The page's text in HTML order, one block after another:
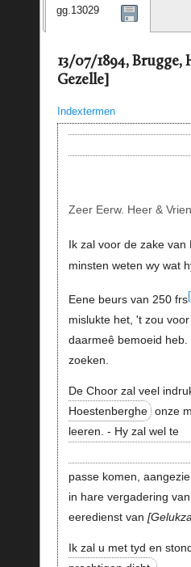
gg.13029
13/07/1894,
Gezelle]
Indextermen
Zeer Eerw. Heer &
Ik zal voor de zake van
minsten weten wy wat
Eene beurs van 250 frs
mislukte het, 't zou voor
daarmeê bemoeid
zoeken.
De Choor zal veel
Hoestenberghe onze
leeren. - Hy zal wel te
passe komen,
in hare vergadering
eeredienst van
Ik zal u met tyd en